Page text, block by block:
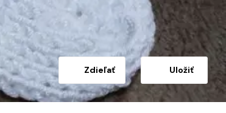
Zdieľať Uložiť